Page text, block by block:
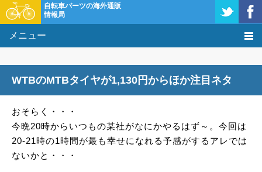
自転車パーツの海外通販
情報局
メニュー
購入方法
WTBのMTBタイヤが1,130円からほか注目ネタ
おそらく・・・
今晩20時からいつもの某社がなにかやるはず～。今回は
20-21時の1時間が最も幸せになれる予感がするアレでは
ないかと・・・